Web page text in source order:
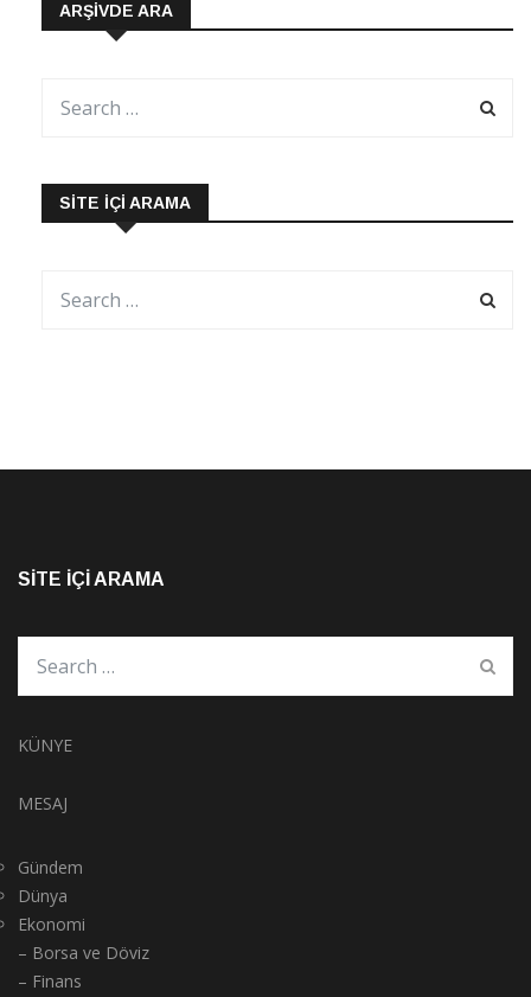
ARŞIVDE ARA
SITE İÇI ARAMA
SITE İÇI ARAMA
KÜNYE
MESAJ
Gündem
Dünya
Ekonomi
– Borsa ve Döviz
– Finans